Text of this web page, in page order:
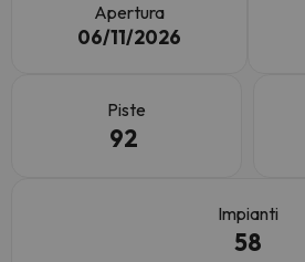
Apertura
06/11/2026
Piste
92
Impianti
58